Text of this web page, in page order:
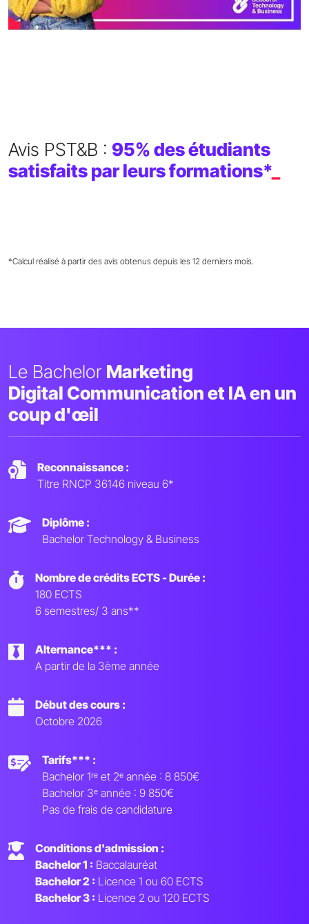
Avis PST&B : 95% des étudiants
satisfaits par leurs formations*
*Calcul réalisé à partir des avis obtenus depuis les 12 derniers mois.
Le Bachelor Marketing
Digital Communication et IA en un
coup d'œil
Reconnaissance :
Titre RNCP 36146 niveau 6*
Diplôme :
Bachelor Technology & Business
Nombre de crédits ECTS - Durée :
180 ECTS
6 semestres/ 3 ans**
Alternance*** :
A partir de la 3ème année
Début des cours :
Octobre 2026
Tarifs*** :
Bachelor 1ʳᵉ et 2ᵉ année : 8 850€
Bachelor 3ᵉ année : 9 850€
Pas de frais de candidature
Conditions d'admission :
Bachelor 1 : Baccalauréat
Bachelor 2 : Licence 1 ou 60 ECTS
Bachelor 3 : Licence 2 ou 120 ECTS